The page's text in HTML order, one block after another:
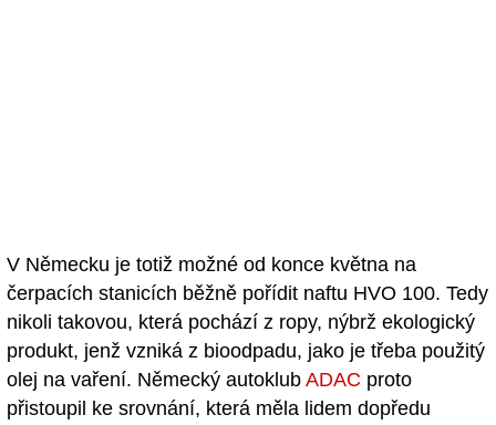
V Německu je totiž možné od konce května na
čerpacích stanicích běžně pořídit naftu HVO 100. Tedy
nikoli takovou, která pochází z ropy, nýbrž ekologický
produkt, jenž vzniká z bioodpadu, jako je třeba použitý
olej na vaření. Německý autoklub ADAC proto
přistoupil ke srovnání, která měla lidem dopředu